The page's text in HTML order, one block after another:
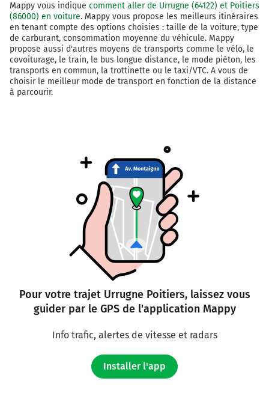
Mappy vous indique comment aller de Urrugne (64122) et Poitiers
(86000) en voiture. Mappy vous propose les meilleurs itinéraires
en tenant compte des options choisies : taille de la voiture, type
de carburant, consommation moyenne du véhicule. Mappy
propose aussi d'autres moyens de transports comme le vélo, le
covoiturage, le train, le bus longue distance, le mode piéton, les
transports en commun, la trottinette ou le taxi/VTC. A vous de
choisir le meilleur mode de transport en fonction de la distance
à parcourir.
Pour votre trajet Urrugne Poitiers, laissez vous
guider par le GPS de l'application Mappy
Info trafic, alertes de vitesse et radars
Installer l'app